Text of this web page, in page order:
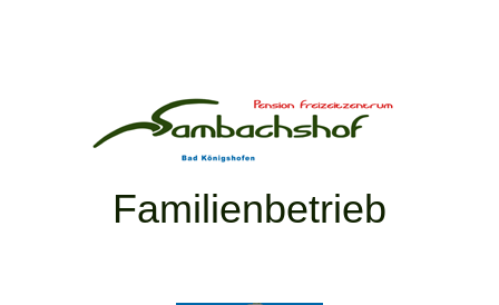
Familienbetrieb